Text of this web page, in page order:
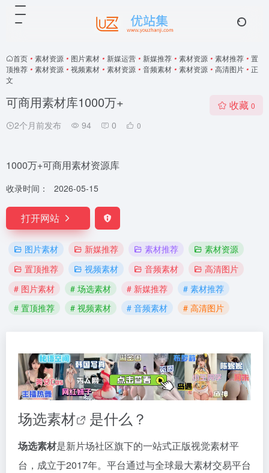
首页 • 素材资源 • 图片素材 • 新媒运营 • 新媒推荐 • 素材资源 • 素材推荐 • 置
顶推荐 • 素材资源 • 视频素材 • 素材资源 • 音频素材 • 素材资源 • 高清图片 • 正
文
可商用素材库1000万+
2个月前发布 94 0 0
收藏 0
1000万+可商用素材资源库
收录时间： 2026-05-15
打开网站
图片素材 新媒推荐 素材推荐
素材资源
置顶推荐
视频素材 音频素材
高清图片
# 图片素材
# 场选素材 # 新媒推荐
# 素材推荐
# 置顶推荐
# 视频素材 # 音频素材 # 高清图片
场选素材 是什么？
场选素材是新片场社区旗下的一站式正版视觉素材平
台，成立于2017年。平台通过与全球最大素材交易平台